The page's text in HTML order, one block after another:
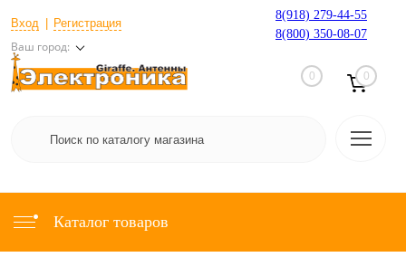
Вход Регистрация
Ваш город:
8(918) 279-44-55
8(800) 350-08-07
0 0
Каталог товаров